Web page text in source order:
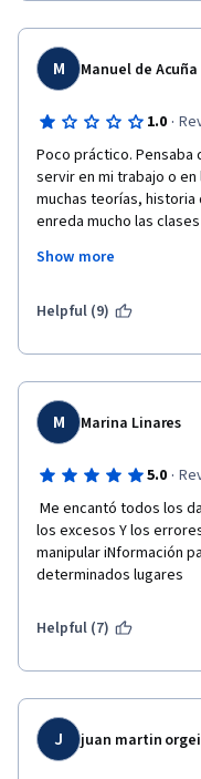
bibliotecarios
M Manuel de
1.0 ·
Poco práctico. Pensaba
servir en mi trabajo o
muchas teorías, historia
enreda mucho las
muy poco en
Show more
Helpful (9)
M Marina Linares
5.0 ·
los excesos Y los
manipular iNformación
determinados lugares
Helpful (7)
J juan martin